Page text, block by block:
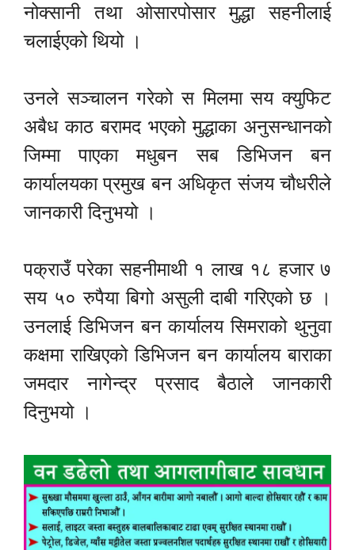
नोक्सानी तथा ओसारपोसार मुद्धा सहनीलाई
चलाईएको थियो ।
उनले सञ्चालन गरेको स मिलमा सय क्युफिट
अबैध काठ बरामद भएको मुद्धाका अनुसन्धानको
जिम्मा पाएका मधुबन सब डिभिजन बन
कार्यालयका प्रमुख बन अधिकृत संजय चौधरीले
जानकारी दिनुभयो ।
पक्राउँ परेका सहनीमाथी १ लाख १८ हजार ७
सय ५० रुपैया बिगो असुली दाबी गरिएको छ ।
उनलाई डिभिजन बन कार्यालय सिमराको थुनुवा
कक्षमा राखिएको डिभिजन बन कार्यालय बाराका
जमदार नागेन्द्र प्रसाद बैठाले जानकारी
दिनुभयो ।